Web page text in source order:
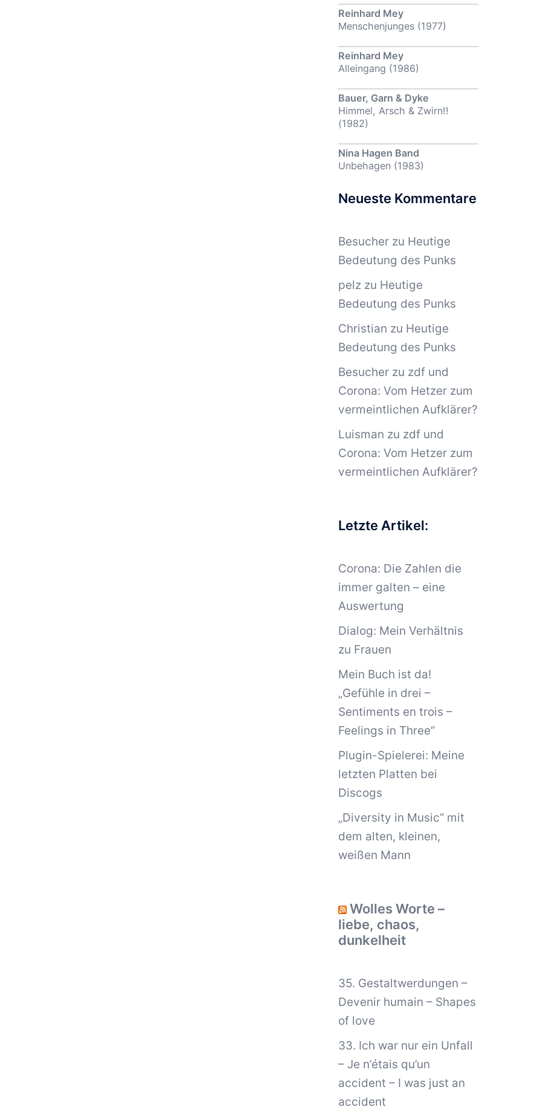
Reinhard Mey
Menschenjunges (1977)
Reinhard Mey
Alleingang (1986)
Bauer, Garn & Dyke
Himmel, Arsch & Zwirn!!
(1982)
Nina Hagen Band
Unbehagen (1983)
Neueste Kommentare
Besucherzu Heutige
Bedeutung des Punks
pelzzu Heutige
Bedeutung des Punks
Christian zu Heutige
Bedeutung des Punks
Besucherzu zdf und
Corona: Vom Hetzer zum
vermeintlichen Aufklärer?
Luisman zu zdf und
Corona: Vom Hetzer zum
vermeintlichen Aufklärer?
Letzte Artikel:
Corona: Die Zahlen die
immer galten – eine
Auswertung
Dialog: Mein Verhältnis
zu Frauen
Mein Buch ist da!
„Gefühle in drei –
Sentiments en trois –
Feelings in Three“
Plugin-Spielerei: Meine
letzten Platten bei
Discogs
„Diversity in Music“ mit
dem alten, kleinen,
weißen Mann
Wolles Worte –
liebe, chaos,
dunkelheit
35. Gestaltwerdungen –
Devenir humain – Shapes
of love
33. Ich war nur ein Unfall
– Je n’étais qu’un
accident – I was just an
accident